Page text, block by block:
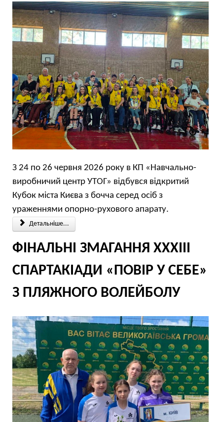
З 24 по 26 червня 2026 року в КП «Навчально-
виробничий центр УТОГ» відбувся відкритий
Кубок міста Києва з бочча серед осіб з
ураженнями опорно-рухового апарату.
Детальніше...
ФІНАЛЬНІ ЗМАГАННЯ ХХХІІІ
СПАРТАКІАДИ «ПОВІР У СЕБЕ»
З ПЛЯЖНОГО ВОЛЕЙБОЛУ